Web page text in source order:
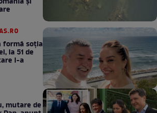
formă soţia
la 51 de
l-a